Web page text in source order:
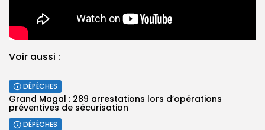
Voir aussi :
DÉPÊCHES
Grand Magal : 289 arrestations lors d’opérations
préventives de sécurisation
DÉPÊCHES